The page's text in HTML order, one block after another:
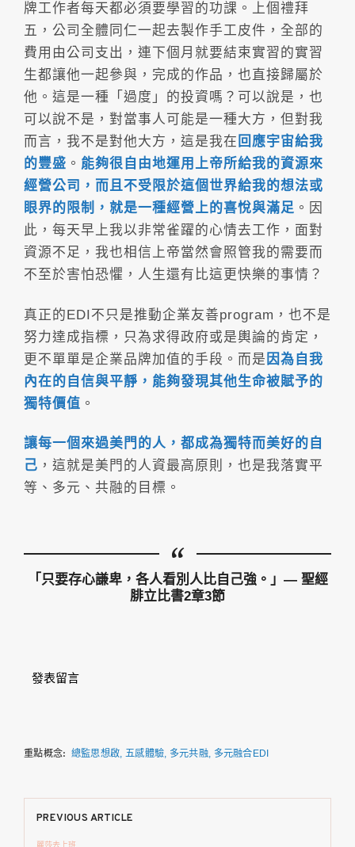
牌工作者每天都必須要學習的功課。上個禮拜
五，公司全體同仁一起去製作手工皮件，全部的
費用由公司支出，連下個月就要結束實習的實習
生都讓他一起參與，完成的作品，也直接歸屬於
他。這是一種「過度」的投資嗎？可以說是，也
可以說不是，對當事人可能是一種大方，但對我
而言，我不是對他大方，這是我在 回應宇宙給我
的豐盛 。 能夠很自由地運用上帝所給我的資源來
經營公司，而且不受限於這個世界給我的想法或
眼界的限制，就是一種經營上的喜悅與滿足 。因
此，每天早上我以非常雀躍的心情去工作，面對
資源不足，我也相信上帝當然會照管我的需要而
不至於害怕恐懼，人生還有比這更快樂的事情？
真正的EDI不只是推動企業友善program，也不是
努力達成指標，只為求得政府或是輿論的肯定，
更不單單是企業品牌加值的手段。而是 因為自我
內在的自信與平靜，能夠發現其他生命被賦予的
獨特價值 。
讓每一個來過美門的人，都成為獨特而美好的自
己 ，這就是美門的人資最高原則，也是我落實平
等、多元、共融的目標。
「只要存心謙卑，各人看別人比自己強。」— 聖經
腓立比書2章3節
發表留言
重點概念: 總監思想啟 五感體驗 多元共融 多元融合EDI
文
PREVIOUS ARTICLE